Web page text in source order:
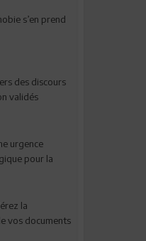
s’en prend
des discours
validés
urgence
pour la
la
vos documents